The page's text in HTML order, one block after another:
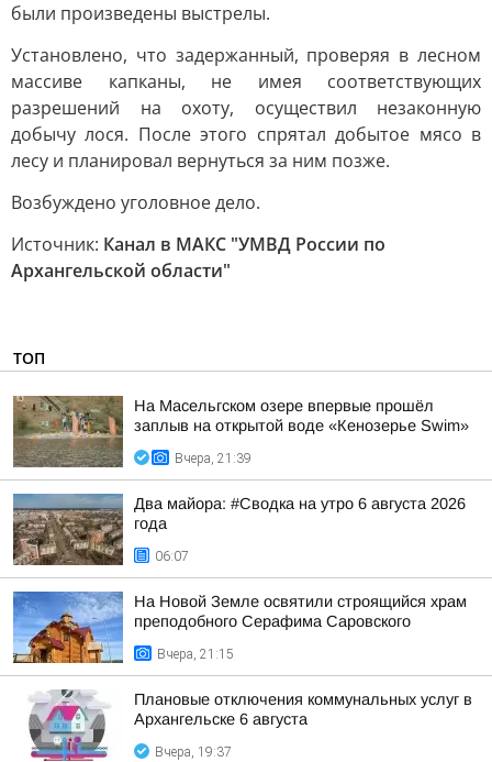
были произведены выстрелы.
Установлено, что задержанный, проверяя в лесном
массиве капканы, не имея соответствующих
разрешений на охоту, осуществил незаконную
добычу лося. После этого спрятал добытое мясо в
лесу и планировал вернуться за ним позже.
Возбуждено уголовное дело.
Источник: Канал в МАКС "УМВД России по
Архангельскoй oбласти"
ТОП
На Масельгском озере впервые прошёл
заплыв на открытой воде «Кенозерье Swim»
Вчера, 21:39
Два майора: #Сводка на утро 6 августа 2026
года
06:07
На Новой Земле освятили строящийся храм
преподобного Серафима Саровского
Вчера, 21:15
Плановые отключения коммунальных услуг в
Архангельске 6 августа
Вчера, 19:37